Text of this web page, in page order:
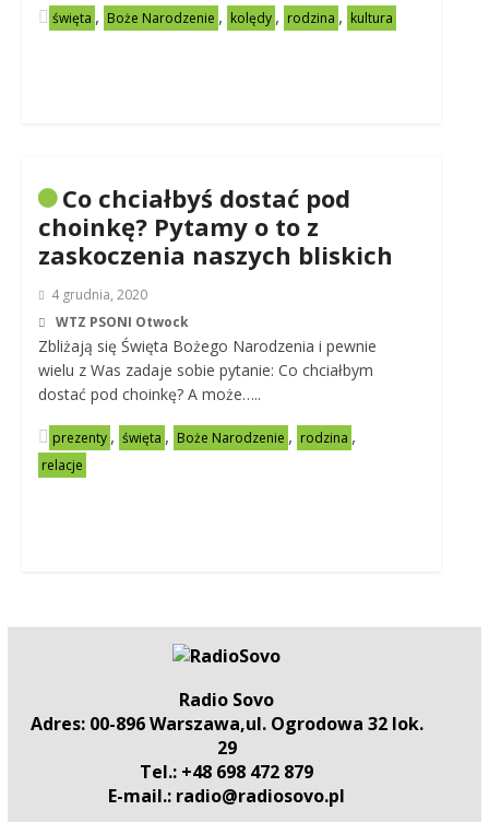
święta , Boże Narodzenie , kolędy , rodzina , kultura
Co chciałbyś dostać pod
choinkę? Pytamy o to z
zaskoczenia naszych bliskich
4 grudnia, 2020
WTZ PSONI Otwock
Zbliżają się Święta Bożego Narodzenia i pewnie
wielu z Was zadaje sobie pytanie: Co chciałbym
dostać pod choinkę? A może…..
prezenty , święta , Boże Narodzenie , rodzina ,
relacje
Radio Sovo
Adres: 00-896 Warszawa,ul. Ogrodowa 32 lok.
29
Tel.: +48 698 472 879
E-mail.: radio@radiosovo.pl